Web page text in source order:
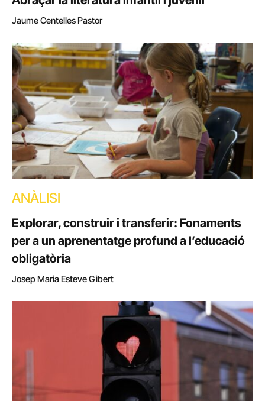
Jaume Centelles Pastor
ANÀLISI
Explorar, construir i transferir: Fonaments
per a un aprenentatge profund a l’educació
obligatòria
Josep Maria Esteve Gibert